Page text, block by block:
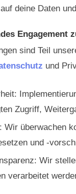
deine Daten
Engagement
sind Teil
und
Zugriff,
Wir überwachen
und -
Wir
verarbeitet